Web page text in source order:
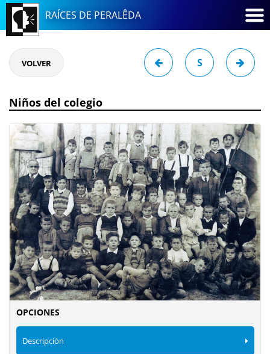
RAÍCES DE PERALÊDA
VOLVER S
Niños del colegio
OPCIONES
Descripción